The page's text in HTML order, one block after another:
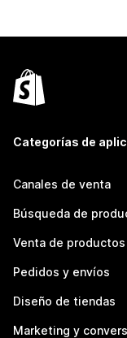
Categorías de
Canales de venta
Búsqueda de
Venta de productos
Pedidos y envíos
Diseño de tiendas
Marketing y